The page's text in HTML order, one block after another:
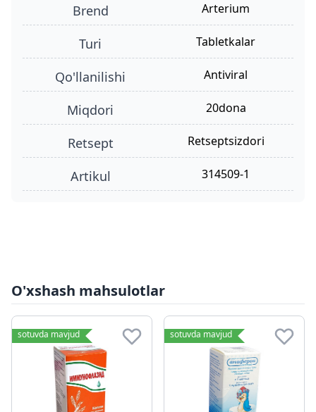
Brend
Arterium
turi tabletkalar
qo'llanilishi antiviral
miqdori 20dona
retsept retseptsizdori
Artikul 314509-1
O'xshash mahsulotlar
sotuvda mavjud sotuvda mavjud